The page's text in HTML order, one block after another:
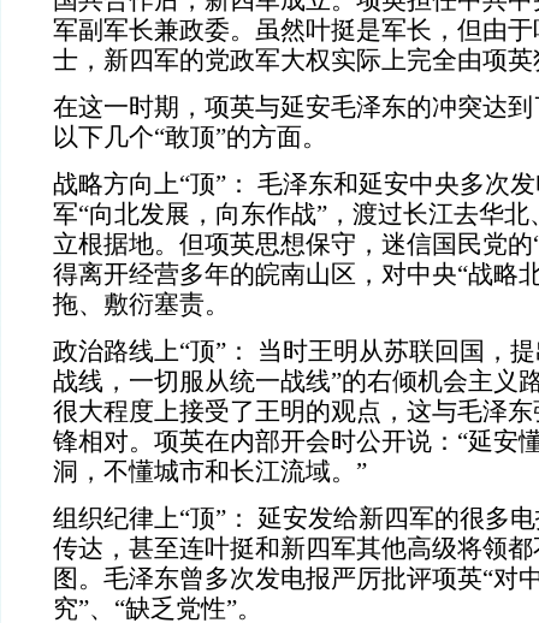
军副军长兼政委。虽然叶挺是军长，但由
士，新四军的党政军大权实际上完全由项英
在这一时期，项英与延安毛泽东的冲突达
以下几个“敢顶”的方面。
战略方向上“顶”： 毛泽东和延安中央多次
军“向北发展，向东作战”，渡过长江去华
立根据地。但项英思想保守，迷信国民党的
得离开经营多年的皖南山区，对中央“战略
拖、敷衍塞责。
政治路线上“顶”： 当时王明从苏联回国，
战线，一切服从统一战线”的右倾机会主义
很大程度上接受了王明的观点，这与毛泽东
锋相对。项英在内部开会时公开说：“延安
洞，不懂城市和长江流域。”
组织纪律上“顶”： 延安发给新四军的很多
传达，甚至连叶挺和新四军其他高级将领
图。毛泽东曾多次发电报严厉批评项英“对
究”、“缺乏党性”。